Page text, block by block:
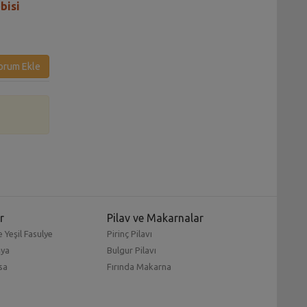
Ekle
Yeşil Fasulye
Pilav ve Makarnalar
Pirinç Pilavı
Bulgur Pilavı
Fırında Makarna